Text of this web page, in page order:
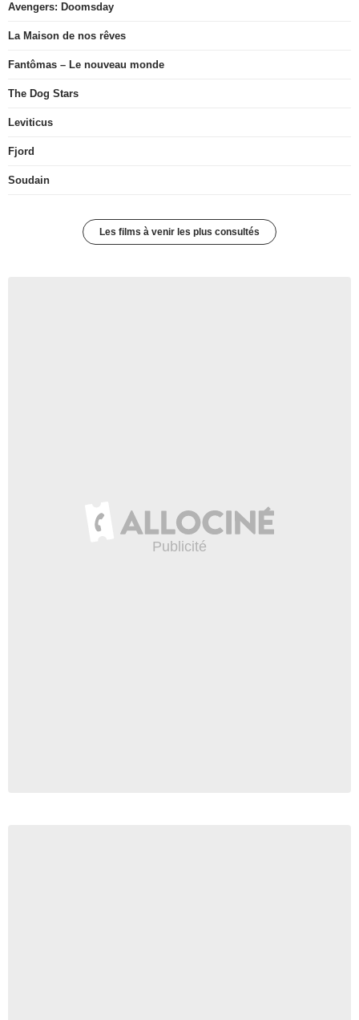
Avengers: Doomsday
La Maison de nos rêves
Fantômas – Le nouveau monde
The Dog Stars
Leviticus
Fjord
Soudain
Les films à venir les plus consultés